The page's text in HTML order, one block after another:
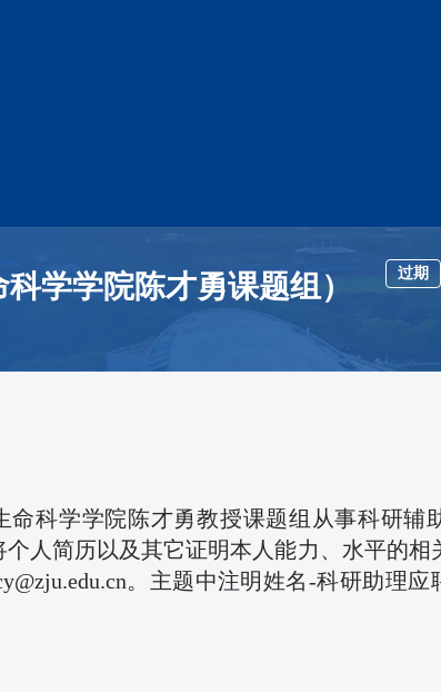
学学院陈才勇课题组） 过期
科学学院陈才勇教授课题组从事科研辅
人简历以及其它证明本人能力、水平的相
。主题中注明姓名-科研助理